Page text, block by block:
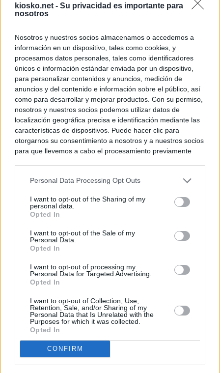
kiosko.net - Su privacidad es importante para
nosotros
Nosotros y nuestros socios almacenamos o accedemos a
información en un dispositivo, tales como cookies, y
procesamos datos personales, tales como identificadores
únicos e información estándar enviada por un dispositivo,
para personalizar contenidos y anuncios, medición de
anuncios y del contenido e información sobre el público, así
como para desarrollar y mejorar productos. Con su permiso,
nosotros y nuestros socios podemos utilizar datos de
localización geográfica precisa e identificación mediante las
características de dispositivos. Puede hacer clic para
otorgarnos su consentimiento a nosotros y a nuestros socios
para que llevemos a cabo el procesamiento previamente
negar su consentimiento. Tenga en cuenta que algún
de su consentimiento, pero usted tiene el derecho de
rechazar tal procesamiento. Sus preferencias se aplicarán
cualquier momento entrando de nuevo en este sitio web o
visitando nuestra política de privacidad.
Personal Data Processing Opt Outs
I want to opt-out of the Sharing of my
personal data.
Opted In
I want to opt-out of the Sale of my
Personal Data.
Opted In
I want to opt-out of processing my
Personal Data for Targeted Advertising.
Opted In
I want to opt-out of Collection, Use,
Retention, Sale, and/or Sharing of my
Personal Data that Is Unrelated with the
Purposes for which it was collected.
Opted In
CONFIRM